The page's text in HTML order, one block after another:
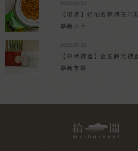
2026.08.03
【現貨】奶油香蒜烤玉米
嘉義水上
2026.07.30
【中秋禮盒】金玉蒔光禮
嘉義布袋